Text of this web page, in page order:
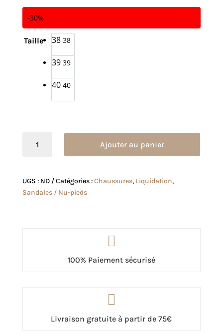
-30%
Taille 38 38
39 39
40 40
Molly
fuxia
Ajouter au panier
UGS : ND Catégories :Chaussures, Liquidation,
Sandales / Nu-pieds

100% Paiement sécurisé

Livraison gratuite à partir de 75€